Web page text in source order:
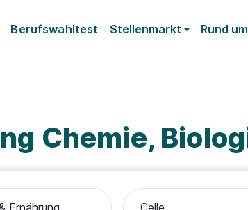
Berufswahltest Stellenmarkt Rund
Chemie,